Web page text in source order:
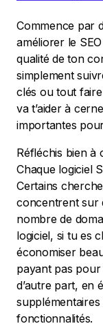
Commence par
améliorer le
qualité de ton
simplement
clés ou tout
va t’aider à
importantes
Réfléchis bien à
Chaque logiciel
Certains
concentrent sur
nombre de
logiciel, si tu es
économiser
payant pas pour
d’autre part, en
fonctionnalités.